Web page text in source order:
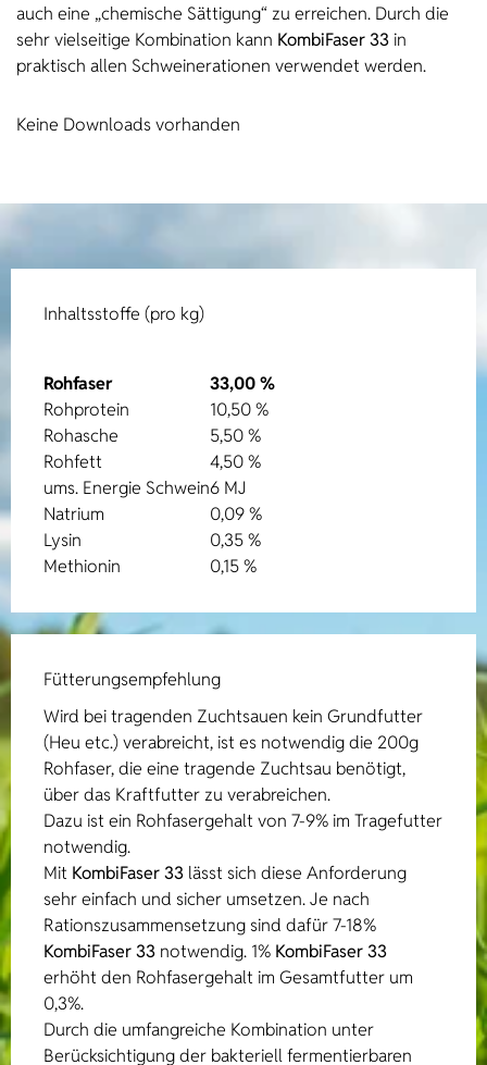
auch eine „chemische Sättigung“ zu erreichen. Durch die
sehr vielseitige Kombination kann KombiFaser 33 in
praktisch allen Schweinerationen verwendet werden.
Keine Downloads vorhanden
Inhaltsstoffe (pro kg)
Rohfaser
33,00 %
Rohprotein
10,50 %
Rohasche
5,50 %
Rohfett
4,50 %
ums. Energie Schwein6 MJ
Natrium
0,09 %
Lysin
0,35 %
Methionin
0,15 %
Fütterungsempfehlung
Wird bei tragenden Zuchtsauen kein Grundfutter
(Heu etc.) verabreicht, ist es notwendig die 200g
Rohfaser, die eine tragende Zuchtsau benötigt,
über das Kraftfutter zu verabreichen.
Dazu ist ein Rohfasergehalt von 7-9% im Tragefutter
notwendig.
Mit KombiFaser 33 lässt sich diese Anforderung
sehr einfach und sicher umsetzen. Je nach
Rationszusammensetzung sind dafür 7-18%
KombiFaser 33 notwendig. 1% KombiFaser 33
erhöht den Rohfasergehalt im Gesamtfutter um
0,3%.
Durch die umfangreiche Kombination unter
Berücksichtigung der bakteriell fermentierbaren